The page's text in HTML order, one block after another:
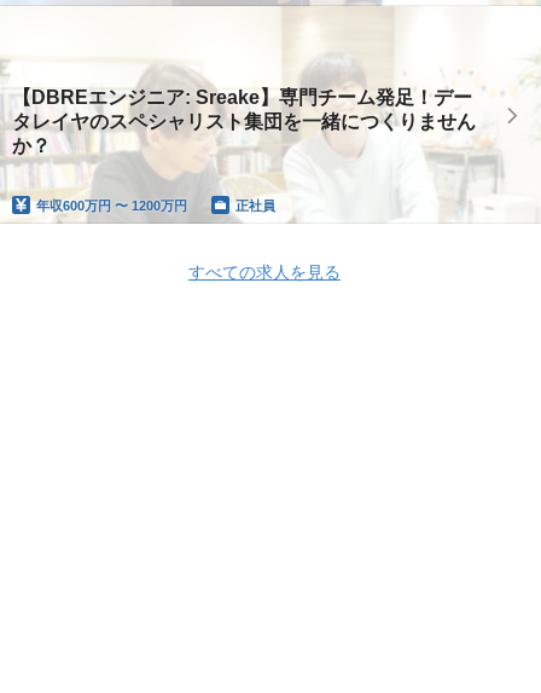
【DBREエンジニア: Sreake】専門チーム発足！デー
タレイヤのスペシャリスト集団を一緒につくりません
か？
年収600万円 〜 1200万円 正社員
すべての求人を見る